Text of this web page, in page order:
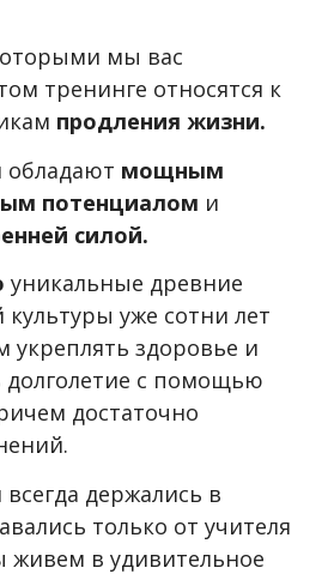
мы вас
тренинге относятся к
продления жизни.
обладают мощным
потенциалом и
силой.
уникальные древние
культуры уже сотни лет
здоровье и
долголетие с помощью
достаточно
держались в
только от учителя
живем в удивительное